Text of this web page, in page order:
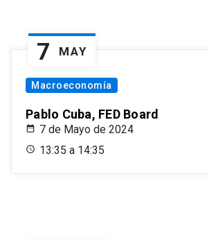
7 MAY
Macroeconomía
Pablo Cuba, FED Board
7 de Mayo de 2024
13:35 a 14:35